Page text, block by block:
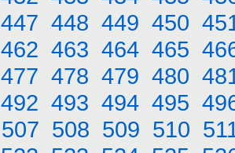
447 448 449 450
462 463 464 465
477 478 479 480
492 493 494 495
507 508 509 510